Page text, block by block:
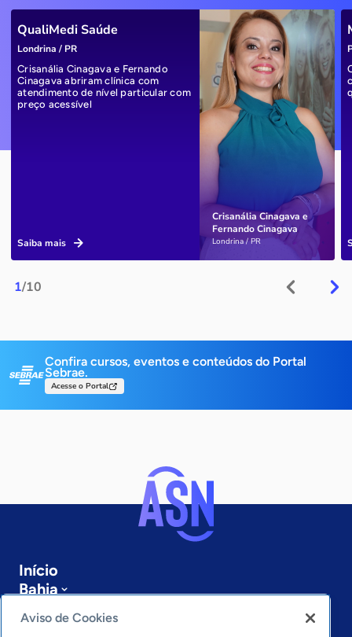
1/10
Crisanália Cinagava e
Fernando Cinagava
Londrina / PR
QualiMedi Saúde
Londrina / PR
Crisanália Cinagava e Fernando
Cinagava abriram clínica com
atendimento de nível particular com
preço acessível
Saiba mais
Confira cursos, eventos e conteúdos do Portal
Sebrae.
Acesse o Portal
Início
Bahia
Sobre a ASN
Últimas notícias
Aviso de Cookies